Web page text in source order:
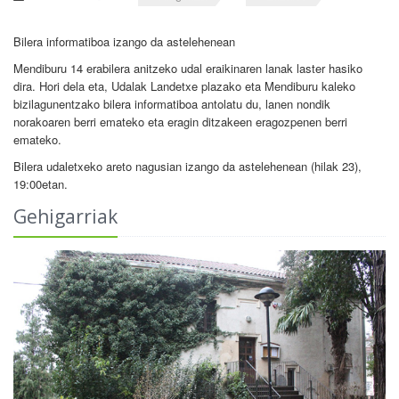
Bilera informatiboa izango da astelehenean
Mendiburu 14 erabilera anitzeko udal eraikinaren lanak laster hasiko
dira. Hori dela eta, Udalak Landetxe plazako eta Mendiburu kaleko
bizilagunentzako bilera informatiboa antolatu du, lanen nondik
norakoaren berri emateko eta eragin ditzakeen eragozpenen berri
emateko.
Bilera udaletxeko areto nagusian izango da astelehenean (hilak 23),
19:00etan.
Gehigarriak